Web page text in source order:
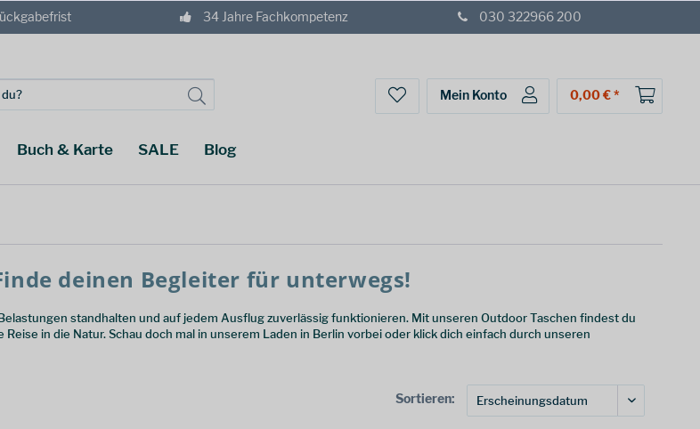
34 Jahre Fachkompetenz 030 322966 200
Mein Konto 0,00 € *
Buch & Karte SALE Blog
deinen Begleiter für unterwegs!
standhalten und auf jedem Ausflug zuverlässig funktionieren. Mit unseren Outdoor Taschen findest du
in die Natur. Schau doch mal in unserem Laden in Berlin vorbei oder klick dich einfach durch unseren
Sortieren: